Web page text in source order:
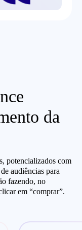
da
potencializados com
audiências para
fazendo, no
em “comprar”.